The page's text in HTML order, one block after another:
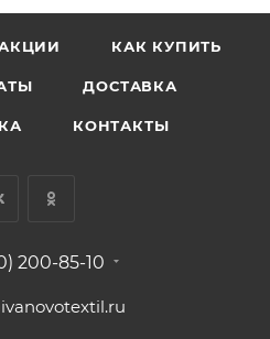
КАК КУПИТЬ
ДОСТАВКА
КОНТАКТЫ
200-85-10